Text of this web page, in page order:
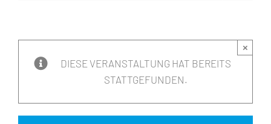
DIESE VERANSTALTUNG HAT BEREITS
STATTGEFUNDEN.
×